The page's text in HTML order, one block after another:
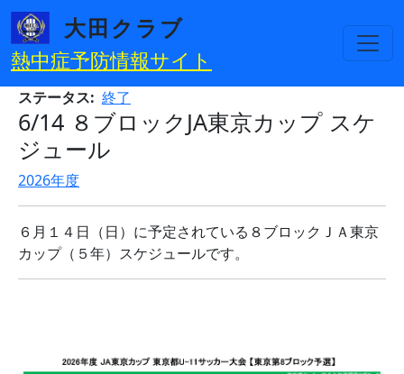
メインコンテンツに移動
大田クラブ
熱中症予防情報サイト
ステータス 終了
6/14 ８ブロックJA東京カップ スケ
ジュール
2026年度
６月１４日（日）に予定されている８ブロックＪＡ東京
カップ（５年）スケジュールです。